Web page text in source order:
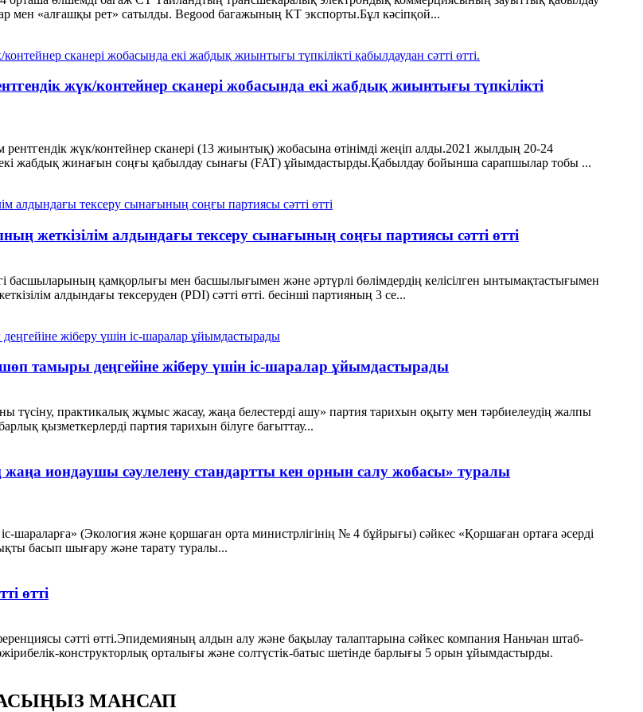
мен «алғашқы рет» сатылды. Begood багажының КТ экспорты.Бұл кәсіпқой...
жүк/контейнер сканері жобасында екі жабдық жиынтығы түпкілікті
жүк/контейнер сканері (13 жиынтық) жобасына өтінімді жеңіп алды.2021 жылдың 20-24
екі жабдық жинағын соңғы қабылдау сынағы (FAT) ұйымдастырды.Қабылдау бойынша сарапшылар тобы ...
жеткізілім алдындағы тексеру сынағының соңғы партиясы сәтті өтті
қамқорлығы мен басшылығымен және әртүрлі бөлімдердің келісілген ынтымақтастығымен
алдындағы тексеруден (PDI) сәтті өтті. бесінші партияның 3 се...
тамыры деңгейіне жіберу үшін іс-шаралар ұйымдастырады
практикалық жұмыс жасау, жаңа белестерді ашу» партия тарихын оқыту мен тәрбиелеудің жалпы
қызметкерлерді партия тарихын білуге ​​бағыттау...
иондаушы сәулелену стандартты кен орнын салу жобасы» туралы
шараларға» (Экология және қоршаған орта министрлігінің № 4 бұйрығы) сәйкес «Қоршаған ортаға әсерді
басып шығару және тарату туралы...
өтті
сәтті өтті.Эпидемияның алдын алу және бақылау талаптарына сәйкес компания Наньчан штаб-
конструкторлық орталығы және солтүстік-батыс шетінде барлығы 5 орын ұйымдастырды.
МАНСАП